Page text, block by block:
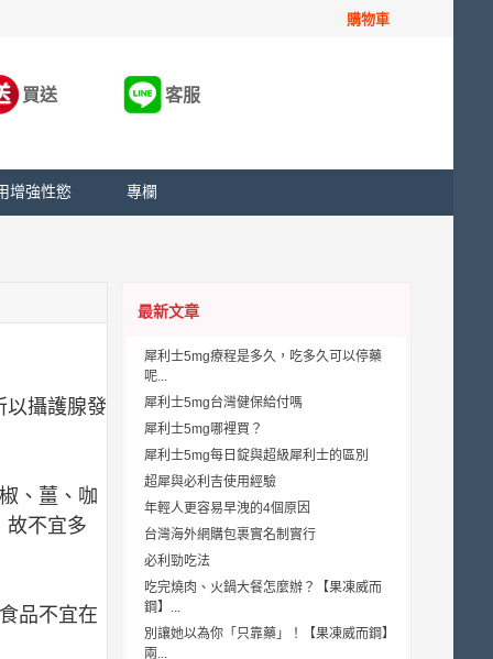
購物車
買送 客服
增強性慾 專欄
以攝護腺發
、薑、咖
故不宜多
品不宜在
最新文章
犀利士5mg療程是多久，吃多久可以停藥
呢...
犀利士5mg台灣健保給付嗎
犀利士5mg哪裡買？
犀利士5mg每日錠與超級犀利士的區別
超犀與必利吉使用經驗
年輕人更容易早洩的4個原因
台灣海外網購包裹實名制實行
必利勁吃法
吃完燒肉、火鍋大餐怎麼辦？【果凍威而
鋼】...
別讓她以為你「只靠藥」！【果凍威而鋼】
兩...